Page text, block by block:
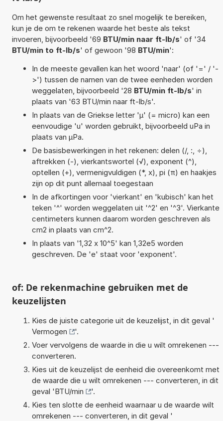
Om het gewenste resultaat zo snel mogelijk te bereiken,
kun je de om te rekenen waarde het beste als tekst
invoeren, bijvoorbeeld '69 BTU/min naar ft-lb/s' of '34
BTU/min to ft-lb/s' of gewoon '98 BTU/min':
In de meeste gevallen kan het woord 'naar' (of '=' / '-
>') tussen de namen van de twee eenheden worden
weggelaten, bijvoorbeeld '28 BTU/min ft-lb/s' in
plaats van '63 BTU/min naar ft-lb/s'.
In plaats van de Griekse letter 'µ' (= micro) kan een
eenvoudige 'u' worden gebruikt, bijvoorbeeld uPa in
plaats van µPa.
De basisbewerkingen in het rekenen: delen (/, :, ÷),
aftrekken (-), vierkantswortel (√), exponent (^),
optellen (+), vermenigvuldigen (*, x), pi (π) en haakjes
zijn op dit punt allemaal toegestaan
In de afkortingen voor 'vierkant' en 'kubisch' kan het
teken '^' worden weggelaten uit '^2' en '^3'. Vierkante
centimeters kunnen daarom worden geschreven als
cm2 in plaats van cm^2.
In plaats van '1,32 x 10^5' kan 1,32e5 worden
geschreven. De 'e' staat voor 'exponent'.
of: De rekenmachine gebruiken met de
keuzelijsten
Kies de juiste categorie uit de keuzelijst, in dit geval '
Vermogen
'.
Voer vervolgens de waarde in die u wilt omrekenen ---
converteren.
Kies uit de keuzelijst de eenheid die overeenkomt met
de waarde die u wilt omrekenen --- converteren, in dit
geval 'BTU/min
'.
Kies ten slotte de eenheid waarnaar u de waarde wilt
omrekenen --- converteren, in dit geval '